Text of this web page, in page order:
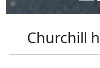
Churchill